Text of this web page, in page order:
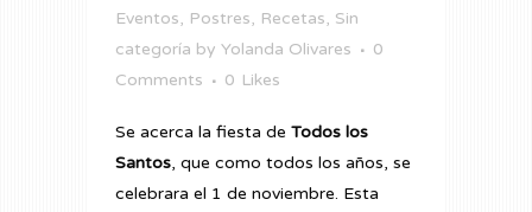
Eventos, Postres, Recetas, Sin
categoría by Yolanda Olivares
0
Comments
0 Likes
Se acerca la fiesta de Todos los
Santos, que como todos los años, se
celebrara el 1 de noviembre. Esta